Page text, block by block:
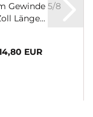
Gewinde 5/8
Länge...
EUR